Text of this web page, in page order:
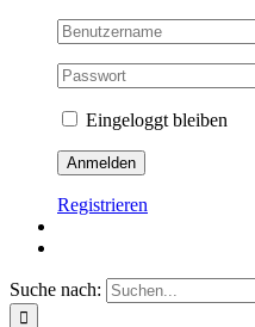
Eingeloggt bleiben
Registrieren
Suche nach: